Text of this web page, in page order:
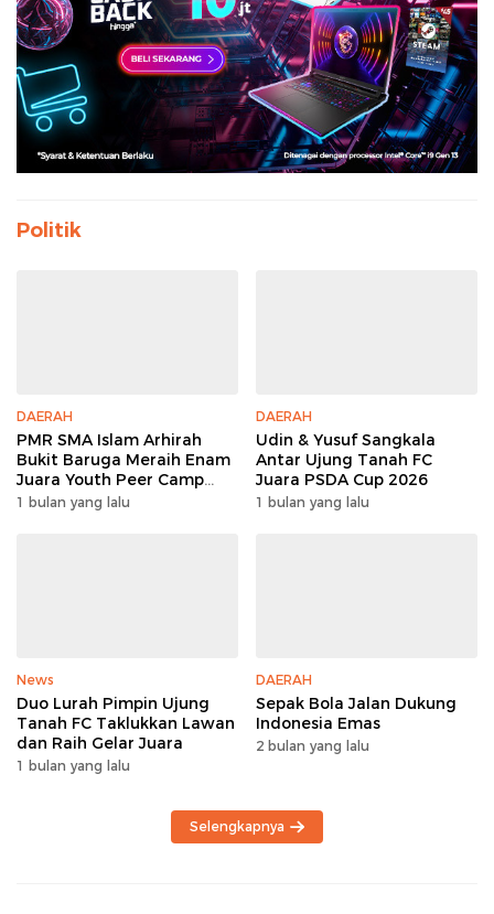
Politik
DAERAH
PMR SMA Islam Arhirah
Bukit Baruga Meraih Enam
Juara Youth Peer Camp
2026
1 bulan yang lalu
DAERAH
Udin & Yusuf Sangkala
Antar Ujung Tanah FC
Juara PSDA Cup 2026
1 bulan yang lalu
News
Duo Lurah Pimpin Ujung
Tanah FC Taklukkan Lawan
dan Raih Gelar Juara
1 bulan yang lalu
DAERAH
Sepak Bola Jalan Dukung
Indonesia Emas
2 bulan yang lalu
Selengkapnya